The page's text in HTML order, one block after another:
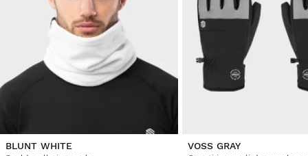
BLUNT WHITE VOSS GRAY